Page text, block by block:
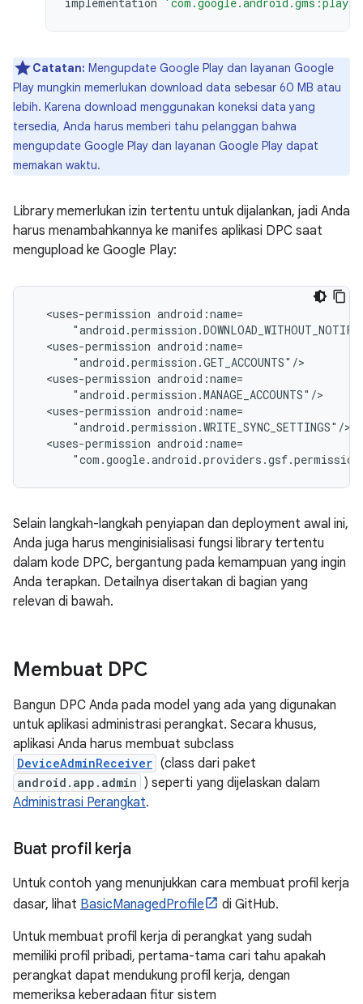
Catatan: Mengupdate Google Play dan layanan Google
Play mungkin memerlukan download data sebesar 60 MB atau
lebih. Karena download menggunakan koneksi data yang
tersedia, Anda harus memberi tahu pelanggan bahwa
mengupdate Google Play dan layanan Google Play dapat
memakan waktu.
Library memerlukan izin tertentu untuk dijalankan, jadi Anda
harus menambahkannya ke manifes aplikasi DPC saat
mengupload ke Google Play:
<uses-permission
<uses-permission
<uses-permission
<uses-permission
<uses-permission
Selain langkah-langkah penyiapan dan deployment awal ini,
Anda juga harus menginisialisasi fungsi library tertentu
dalam kode DPC, bergantung pada kemampuan yang ingin
Anda terapkan. Detailnya disertakan di bagian yang
relevan di bawah.
Membuat DPC
Bangun DPC Anda pada model yang ada yang digunakan
untuk aplikasi administrasi perangkat. Secara khusus,
aplikasi Anda harus membuat subclass
DeviceAdminReceiver (class dari paket
android.app.admin ) seperti yang dijelaskan dalam
Administrasi Perangkat.
Buat profil kerja
Untuk contoh yang menunjukkan cara membuat profil kerja
dasar, lihat BasicManagedProfile
di GitHub.
Untuk membuat profil kerja di perangkat yang sudah
memiliki profil pribadi, pertama-tama cari tahu apakah
perangkat dapat mendukung profil kerja, dengan
memeriksa keberadaan fitur sistem